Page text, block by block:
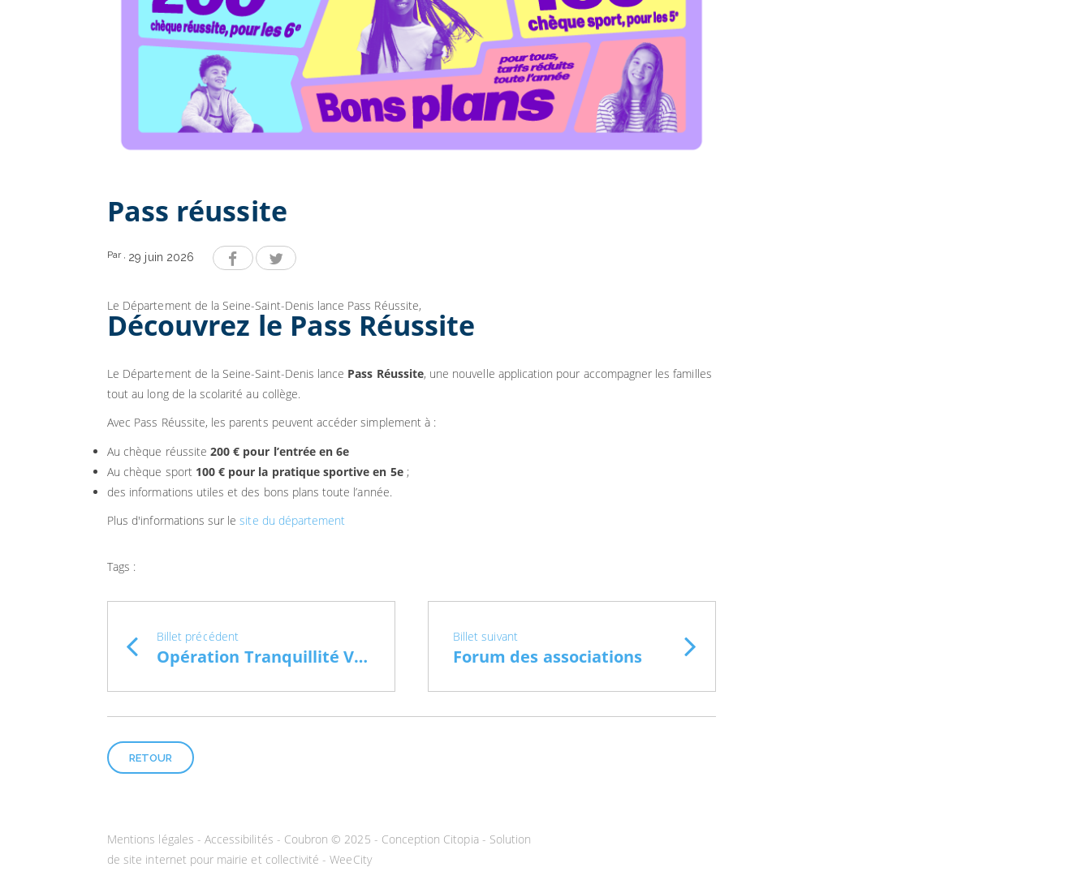
Pass réussite
Par , 29 juin 2026
Le Département de la Seine-Saint-Denis lance Pass Réussite,
Découvrez le Pass Réussite
Le Département de la Seine-Saint-Denis lance Pass Réussite, une nouvelle application pour accompagner les familles
tout au long de la scolarité au collège.
Avec Pass Réussite, les parents peuvent accéder simplement à :
Au chèque réussite 200 € pour l’entrée en 6e
Au chèque sport 100 € pour la pratique sportive en 5e;
des informations utiles et des bons plans toute l’année.
Plus d'informations sur lesite du département
Tags :
Billet précédent
Opération Tranquillité Vacances
Billet suivant
Forum des associations
RETOUR
Mentions légales - Accessibilités - Coubron © 2025 - Conception Citopia- Solution
de site internet pour mairie et collectivité - WeeCity